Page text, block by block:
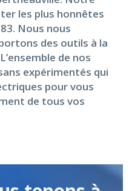
les plus honnêtes
Nous nous
des outils à la
de nos
expérimentés qui
pour vous
de tous vos